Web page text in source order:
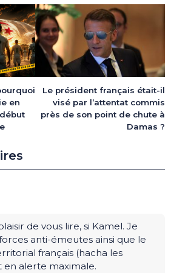
en
Le président français était-il
visé par l’attentat commis
près de son point de chute à
Damas ?
de vous lire, si Kamel. Je
anti-émeutes ainsi que le
français (hacha les
en alerte maximale.